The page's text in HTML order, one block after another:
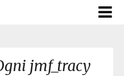
jmf_tracy